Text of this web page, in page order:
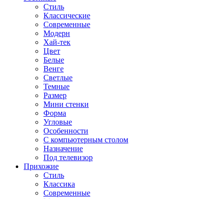
Стиль
Классические
Современные
Модерн
Хай-тек
Цвет
Белые
Венге
Светлые
Темные
Размер
Мини стенки
Форма
Угловые
Особенности
С компьютерным столом
Назначение
Под телевизор
Прихожие
Стиль
Классика
Современные